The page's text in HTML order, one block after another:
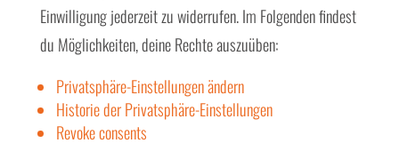
Einwilligung jederzeit zu widerrufen. Im Folgenden findest
du Möglichkeiten, deine Rechte auszuüben:
Privatsphäre-Einstellungen ändern
Historie der Privatsphäre-Einstellungen
Revoke consents